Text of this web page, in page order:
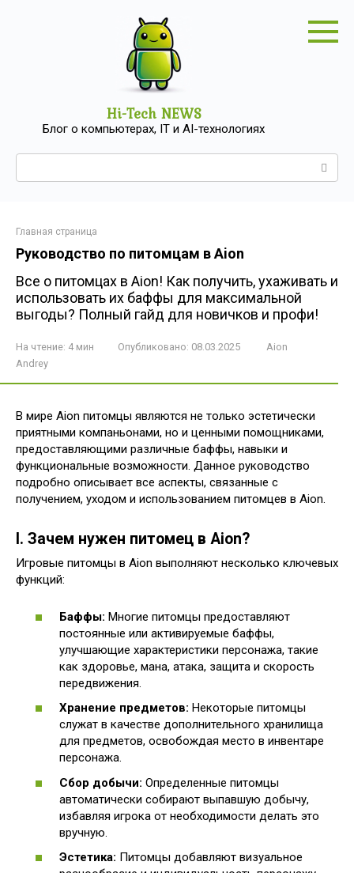
Hi-Tech NEWS
Блог о компьютерах, IT и AI-технологиях
Главная страница
Руководство по питомцам в Aion
Все о питомцах в Aion! Как получить, ухаживать и
использовать их баффы для максимальной
выгоды? Полный гайд для новичков и профи!
На чтение: 4 мин Опубликовано: 08.03.2025
Aion
Andrey
В мире Aion питомцы являются не только эстетически
приятными компаньонами, но и ценными помощниками,
предоставляющими различные баффы, навыки и
функциональные возможности. Данное руководство
подробно описывает все аспекты, связанные с
получением, уходом и использованием питомцев в Aion.
I. Зачем нужен питомец в Aion?
Игровые питомцы в Aion выполняют несколько ключевых
функций:
Баффы: Многие питомцы предоставляют
постоянные или активируемые баффы,
улучшающие характеристики персонажа, такие
как здоровье, мана, атака, защита и скорость
передвижения.
Хранение предметов: Некоторые питомцы
служат в качестве дополнительного хранилища
для предметов, освобождая место в инвентаре
персонажа.
Сбор добычи: Определенные питомцы
автоматически собирают выпавшую добычу,
избавляя игрока от необходимости делать это
вручную.
Эстетика: Питомцы добавляют визуальное